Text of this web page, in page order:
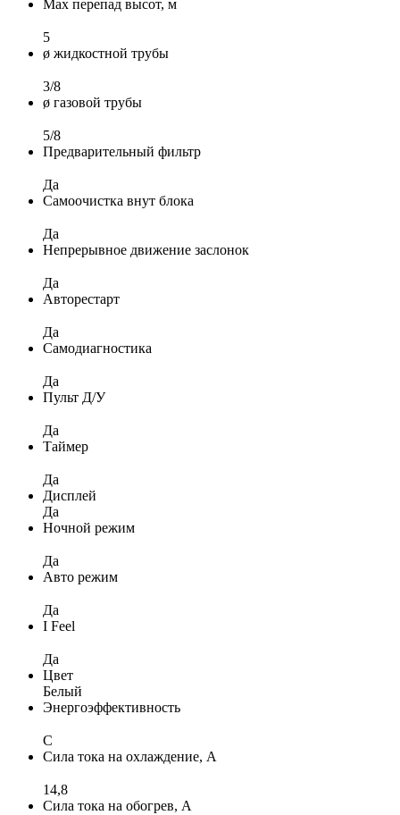
Max перепад высот, м
5
ø жидкостной трубы
3/8
ø газовой трубы
5/8
Предварительный фильтр
Да
Самоочистка внут блока
Да
Непрерывное движение заслонок
Да
Авторестарт
Да
Самодиагностика
Да
Пульт Д/У
Да
Таймер
Да
Дисплей
Да
Ночной режим
Да
Авто режим
Да
I Feel
Да
Цвет
Белый
Энергоэффективность
C
Сила тока на охлаждение, А
14,8
Сила тока на обогрев, А